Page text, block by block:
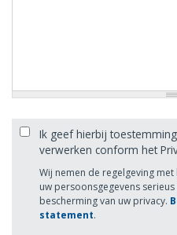
Ik geef hierbij
verwerken conform het
Wij nemen de regelgeving
uw persoonsgegevens
bescherming van uw privacy.
statement.